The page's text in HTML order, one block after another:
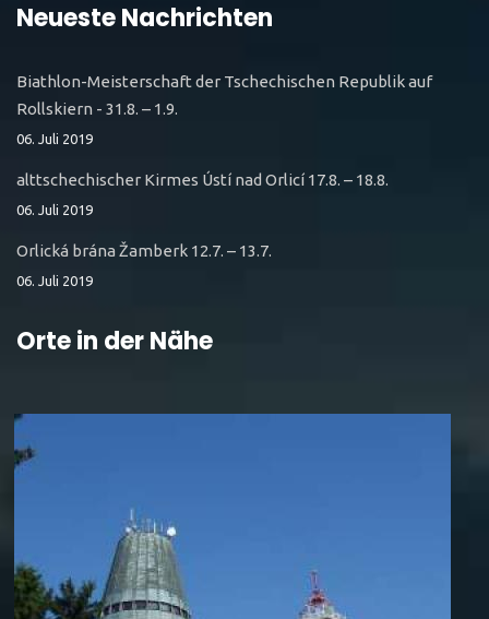
Neueste Nachrichten
Biathlon-Meisterschaft der Tschechischen Republik auf
Rollskiern - 31.8. – 1.9.
06. Juli 2019
alttschechischer Kirmes Ústí nad Orlicí 17.8. – 18.8.
06. Juli 2019
Orlická brána Žamberk 12.7. – 13.7.
06. Juli 2019
Orte in der Nähe